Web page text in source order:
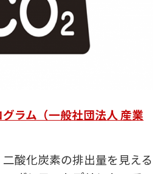
グラム（一般社団法人 産業
酸化炭素の排出量を見える